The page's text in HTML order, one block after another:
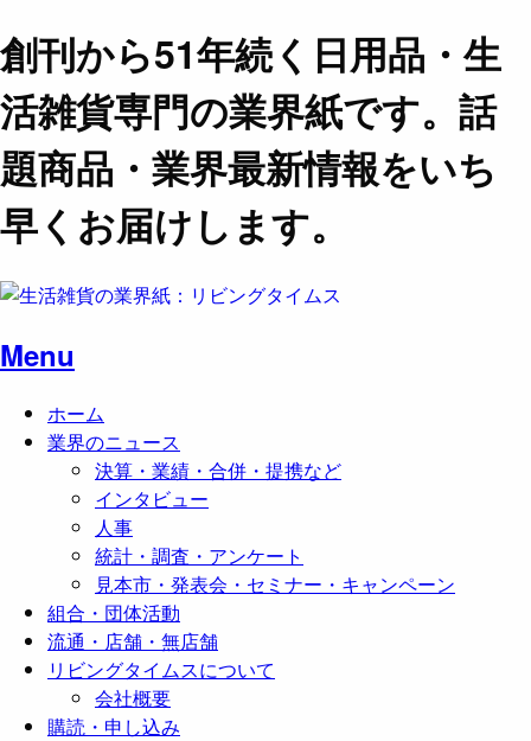
創刊から51年続く日用品・生
活雑貨専門の業界紙です。話
題商品・業界最新情報をいち
早くお届けします。
Menu
ホーム
業界のニュース
決算・業績・合併・提携など
インタビュー
人事
統計・調査・アンケート
見本市・発表会・セミナー・キャンペーン
組合・団体活動
流通・店舗・無店舗
リビングタイムスについて
会社概要
購読・申し込み